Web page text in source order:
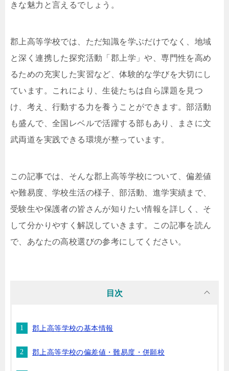
きな魅力と言えるでしょう。
郡上高等学校では、ただ知識を学ぶだけでなく、地域
と深く連携した探究活動「郡上学」や、専門性を高め
るための充実した実習など、体験的な学びを大切にし
ています。これにより、生徒たちは自ら課題を見つ
け、考え、行動する力を養うことができます。部活動
も盛んで、全国レベルで活躍する部もあり、まさに文
武両道を実践できる環境が整っています。
この記事では、そんな郡上高等学校について、偏差値
や難易度、学校生活の様子、部活動、進学実績まで、
受験生や保護者の皆さんが知りたい情報を詳しく、そ
して分かりやすく解説していきます。この記事を読ん
で、あなたの高校選びの参考にしてください。
目次
郡上高等学校の基本情報
郡上高等学校の偏差値・難易度・併願校